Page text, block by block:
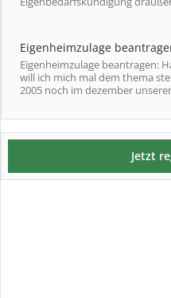
Eigenheimzulage
Eigenheimzulage beantragen:
will ich mich mal dem thema
2005 noch im dezember
Jetzt